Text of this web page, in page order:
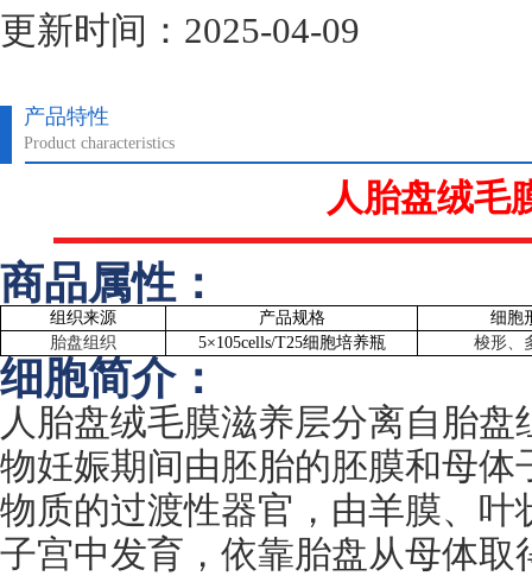
更新时间：2025-04-09
产品特性
Product characteristics
人胎盘绒毛
商品属性：
组织来源 产品规格
细胞
胎盘组织
5×105cells/T25细胞培养瓶 梭形、
细胞简介：
人胎盘绒毛膜滋养层分离自胎盘
物妊娠期间由胚胎的胚膜和母
物质的过渡性器官，由羊膜、
子宫中发育，依靠胎盘从母体